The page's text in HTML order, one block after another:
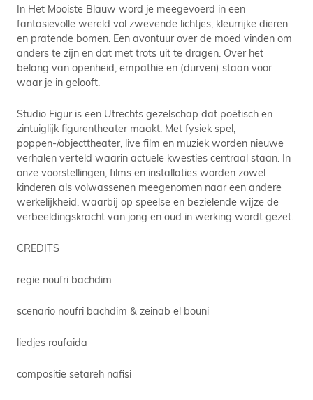
In Het Mooiste Blauw word je meegevoerd in een
fantasievolle wereld vol zwevende lichtjes, kleurrijke dieren
en pratende bomen. Een avontuur over de moed vinden om
anders te zijn en dat met trots uit te dragen. Over het
belang van openheid, empathie en (durven) staan voor
waar je in gelooft.
Studio Figur is een Utrechts gezelschap dat poëtisch en
zintuiglijk figurentheater maakt. Met fysiek spel,
poppen-/objecttheater, live film en muziek worden nieuwe
verhalen verteld waarin actuele kwesties centraal staan. In
onze voorstellingen, films en installaties worden zowel
kinderen als volwassenen meegenomen naar een andere
werkelijkheid, waarbij op speelse en bezielende wijze de
verbeeldingskracht van jong en oud in werking wordt gezet.
CREDITS
regie noufri bachdim
scenario noufri bachdim & zeinab el bouni
liedjes roufaida
compositie setareh nafisi